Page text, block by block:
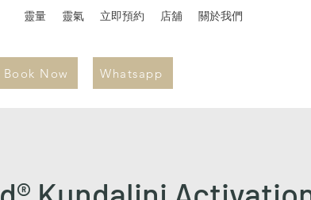
靈量 靈氣 立即預約 店舖 關於我們
Book Now Whatsapp